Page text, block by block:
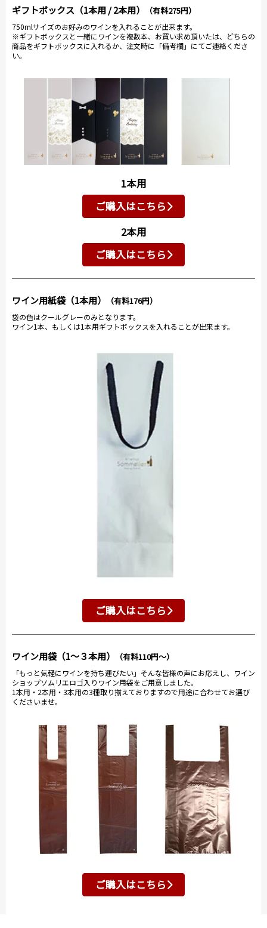
ギフトボックス（1本用 / 2本用） （有料275円）
750mlサイズのお好みのワインを入れることが出来ます。
※ギフトボックスと一緒にワインを複数本、お買い求め頂いたは、どちらの
商品をギフトボックスに入れるか、注文時に「備考欄」にてご連絡くださ
い。
1本用
ご購入はこちら
2本用
ご購入はこちら
ワイン用紙袋（1本用） （有料176円）
袋の色はクールグレーのみとなります。
ワイン1本、もしくは1本用ギフトボックスを入れることが出来ます。
ご購入はこちら
ワイン用袋（1～３本用） （有料110円～）
「もっと気軽にワインを持ち運びたい」そんな皆様の声にお応えし、ワイン
ショップソムリエロゴ入りワイン用袋をご用意しました。
1本用・2本用・3本用の3種取り揃えておりますので用途に合わせてお選び
くださいませ。
ご購入はこちら